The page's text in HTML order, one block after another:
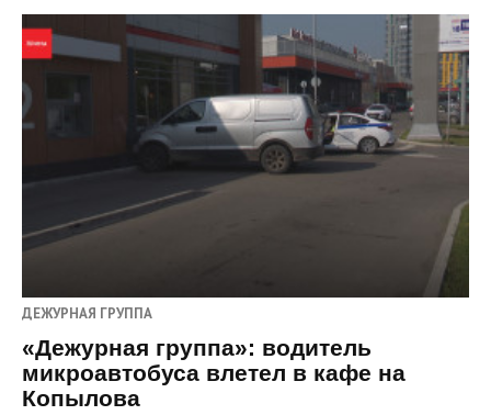
ДЕЖУРНАЯ ГРУППА
«Дежурная группа»: водитель
микроавтобуса влетел в кафе на
Копылова